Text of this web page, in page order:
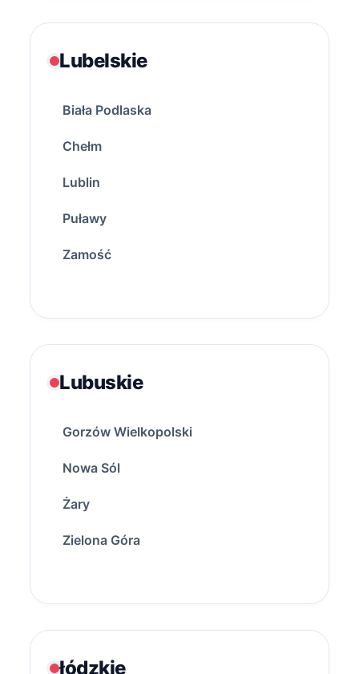
Lubelskie
Biała Podlaska
Chełm
Lublin
Puławy
Zamość
Lubuskie
Gorzów Wielkopolski
Nowa Sól
Żary
Zielona Góra
łódzkie